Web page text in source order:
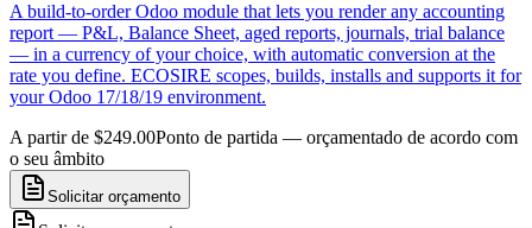
A build-to-order Odoo module that lets you render any accounting
report — P&L, Balance Sheet, aged reports, journals, trial balance
— in a currency of your choice, with automatic conversion at the
rate you define. ECOSIRE scopes, builds, installs and supports it for
your Odoo 17/18/19 environment.
A partir de $249.00Ponto de partida — orçamentado de acordo com
o seu âmbito
Solicitar orçamento